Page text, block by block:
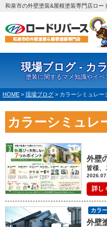
和泉市の外壁塗装&屋根塗装専門店ロー
現場ブログ - カ
塗装に関するマメ知識やイベ
HOME > 現場ブログ > カラーシミュレー
カラーシミュレ
詳し
カラ